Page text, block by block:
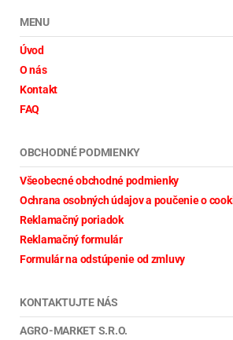
MENU
Úvod
O nás
Kontakt
FAQ
OBCHODNÉ PODMIENKY
Všeobecné obchodné podmienky
Ochrana osobných údajov a poučenie o
Reklamačný poriadok
Reklamačný formulár
Formulár na odstúpenie od zmluvy
KONTAKTUJTE NÁS
AGRO-MARKET S.R.O.